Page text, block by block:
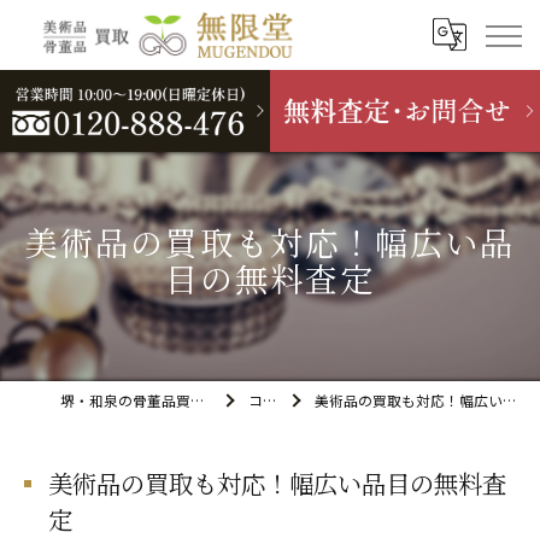
美術品の買取も対応！幅広い品
目の無料査定
堺・和泉の骨董品買取なら無限堂 コラム 美術品の買取も対応！幅広い品目の無料査定
美術品の買取も対応！幅広い品目の無料査
定